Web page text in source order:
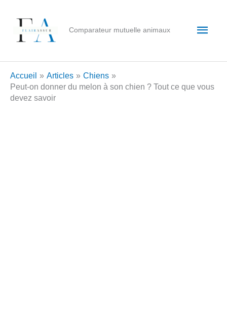
contenu
Comparateur mutuelle animaux
Accueil Articles
Chiens
Peut-on donner du melon à son chien ? Tout ce que vous
devez savoir